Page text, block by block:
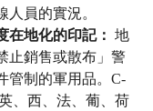
人員的實況。
在地化的印記： 地
止銷售或散布」警
管制的軍用品。C-
、西、法、葡、荷